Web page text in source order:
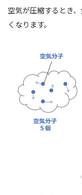
空気が圧縮するとき、
くなります。